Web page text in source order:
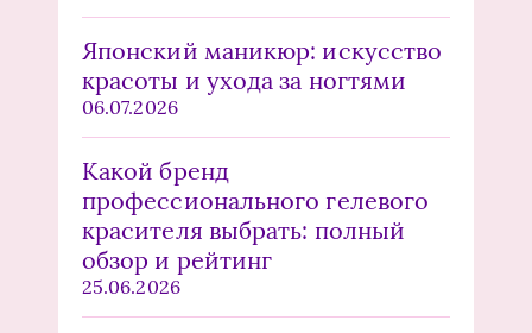
Японский маникюр: искусство
красоты и ухода за ногтями
06.07.2026
Какой бренд
профессионального гелевого
красителя выбрать: полный
обзор и рейтинг
25.06.2026